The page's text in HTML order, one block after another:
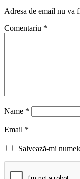
Adresa de email nu
Comentariu *
Name *
Email *
Salvează-mi